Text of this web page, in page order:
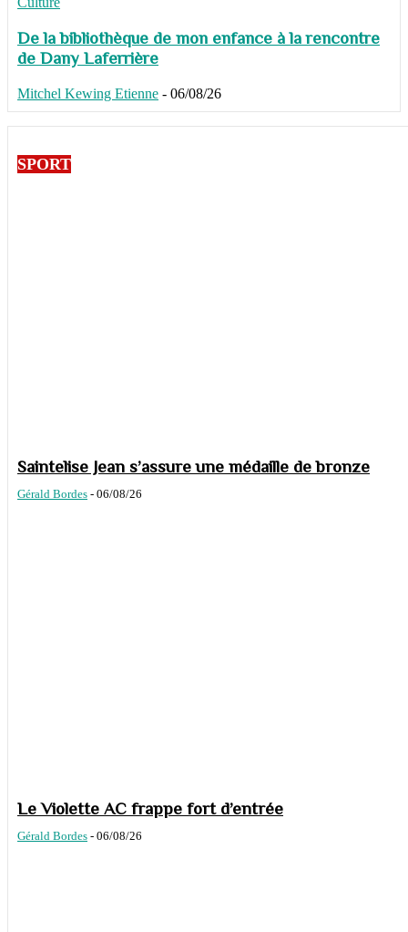
De la bibliothèque de mon enfance à la rencontre
de Dany Laferrière
Mitchel Kewing Etienne - 06/08/26
SPORT
Saintelise Jean s’assure une médaille de bronze
Gérald Bordes - 06/08/26
Le Violette AC frappe fort d’entrée
Gérald Bordes - 06/08/26